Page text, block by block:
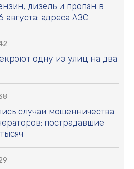
дизель и пропан в
адреса АЗС
одну из улиц на два
случаи мошенничества
пострадавшие